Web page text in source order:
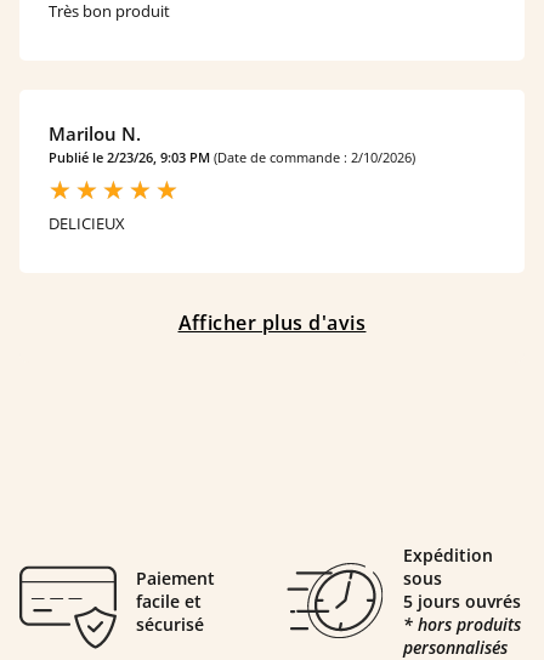
Très bon produit
Marilou N.
Publié le 2/23/26, 9:03 PM (Date de commande : 2/10/2026)
DELICIEUX
Afficher plus d'avis
Paiement
facile et
sécurisé
Expédition
sous
5 jours ouvrés
* hors produits
personnalisés